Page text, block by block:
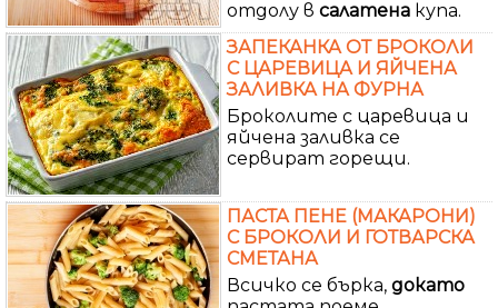
отдолу в салатена купа.
ЗАПЕКАНКА ОТ БРОКОЛИ
С ЦАРЕВИЦА И ЯЙЧЕНА
ЗАЛИВКА НА ФУРНА
Броколите с царевица и
яйчена заливка се
сервират горещи.
ПАСТА ПЕНЕ (МАКАРОНИ)
С БРОКОЛИ И ГОТВАРСКА
СМЕТАНА
Всичко се бърка, докато